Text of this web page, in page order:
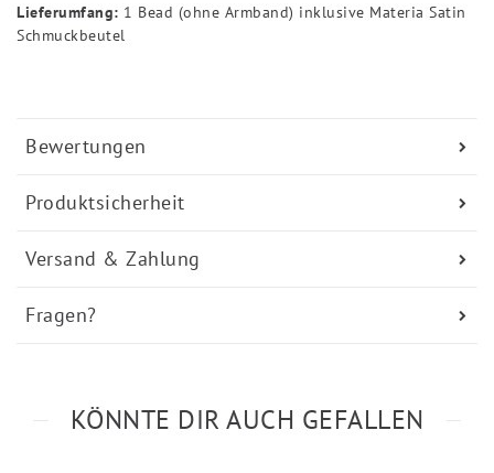
Bewertungen
Produktsicherheit
Versand & Zahlung
Fragen?
Lieferumfang: 1 Bead (ohne Armband) inklusive Materia Satin
Schmuckbeutel
KÖNNTE DIR AUCH GEFALLEN